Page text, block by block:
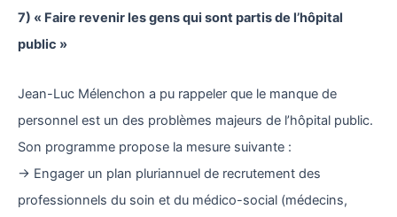
7) « Faire revenir les gens qui sont partis de l’hôpital
public »
Jean-Luc Mélenchon a pu rappeler que le manque de
personnel est un des problèmes majeurs de l’hôpital public.
Son programme propose la mesure suivante :
→ Engager un plan pluriannuel de recrutement des
professionnels du soin et du médico-social (médecins,